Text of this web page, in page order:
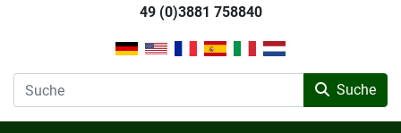
49 (0)3881 758840
Suche